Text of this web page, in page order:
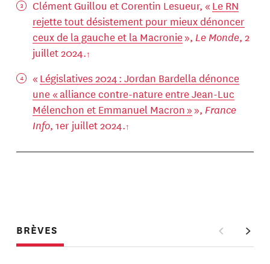
Clément Guillou et Corentin Lesueur, « Le RN
rejette tout désistement pour mieux dénoncer
ceux de la gauche et la Macronie», Le Monde, 2
juillet 2024.
« Législatives 2024 : Jordan Bardella dénonce
une « alliance contre-nature entre Jean-Luc
Mélenchon et Emmanuel Macron »», France
Info, 1er juillet 2024.
BRÈVES